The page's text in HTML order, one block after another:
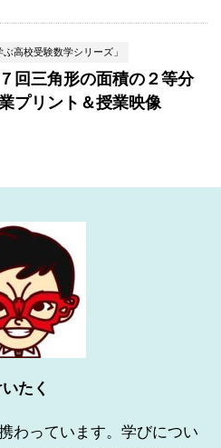
高校受験数学シリーズ」
回三角形の面積の２等分
プリント＆授業映像
たく
わっています。学びについ